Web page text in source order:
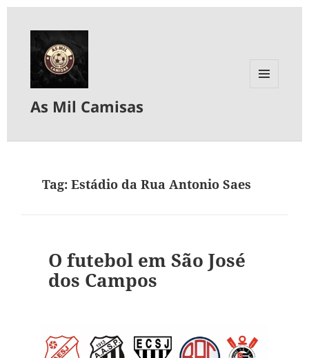
As Mil Camisas
Tag:Estádio da Rua Antonio Saes
O futebol em São José
dos Campos